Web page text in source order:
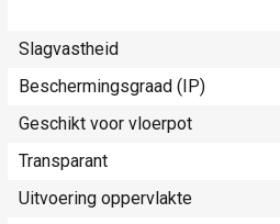
Slagvastheid
Beschermingsgraad (IP)
Geschikt voor vloerpot
Transparant
Uitvoering oppervlakte